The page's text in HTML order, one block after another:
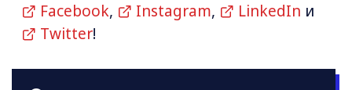
Facebook, Instagram, LinkedIn и
Twitter!